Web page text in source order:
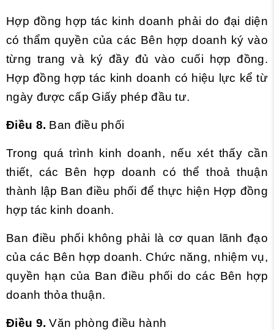
Hợp đồng hợp tác kinh doanh phải do đại diện
có thẩm quyền của các Bên hợp doanh ký vào
từng trang và ký đầy đủ vào cuối hợp đồng.
Hợp đồng hợp tác kinh doanh có hiệu lực kể từ
ngày được cấp Giấy phép đầu tư.
Điều 8. Ban điều phối
Trong quá trình kinh doanh, nếu xét thấy cần
thiết, các Bên hợp doanh có thể thoả thuận
thành lập Ban điều phối để thực hiện Hợp đồng
hợp tác kinh doanh.
Ban điều phối không phải là cơ quan lãnh đạo
của các Bên hợp doanh. Chức năng, nhiệm vụ,
quyền hạn của Ban điều phối do các Bên hợp
doanh thỏa thuận.
Điều 9. Văn phòng điều hành